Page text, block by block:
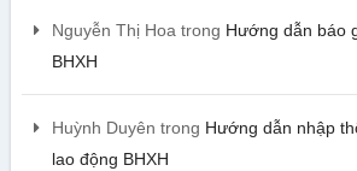
Nguyễn Thị Hoa trong Hướng dẫn báo
BHXH
Huỳnh Duyên trong Hướng dẫn nhập
lao động BHXH